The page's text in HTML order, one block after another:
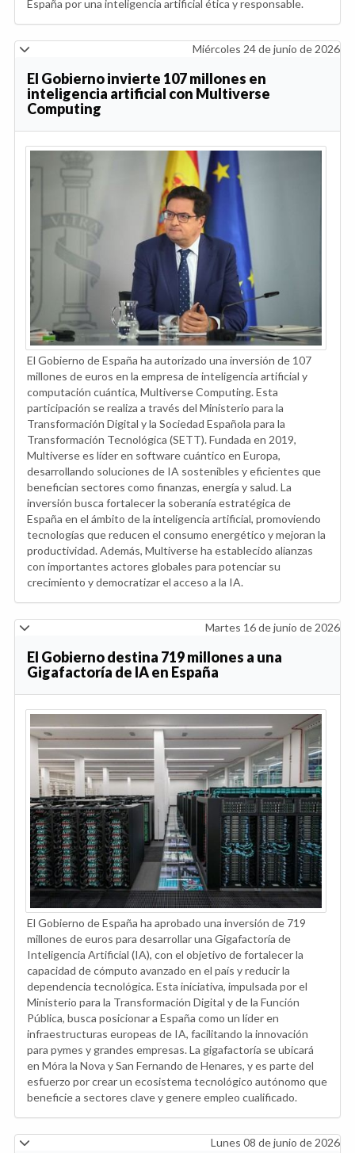
España por una inteligencia artificial ética y responsable.
Miércoles 24 de junio de 2026
El Gobierno invierte 107 millones en
inteligencia artificial con Multiverse
Computing
El Gobierno de España ha autorizado una inversión de 107
millones de euros en la empresa de inteligencia artificial y
computación cuántica, Multiverse Computing. Esta
participación se realiza a través del Ministerio para la
Transformación Digital y la Sociedad Española para la
Transformación Tecnológica (SETT). Fundada en 2019,
Multiverse es líder en software cuántico en Europa,
desarrollando soluciones de IA sostenibles y eficientes que
benefician sectores como finanzas, energía y salud. La
inversión busca fortalecer la soberanía estratégica de
España en el ámbito de la inteligencia artificial, promoviendo
tecnologías que reducen el consumo energético y mejoran la
productividad. Además, Multiverse ha establecido alianzas
con importantes actores globales para potenciar su
crecimiento y democratizar el acceso a la IA.
Martes 16 de junio de 2026
El Gobierno destina 719 millones a una
Gigafactoría de IA en España
El Gobierno de España ha aprobado una inversión de 719
millones de euros para desarrollar una Gigafactoría de
Inteligencia Artificial (IA), con el objetivo de fortalecer la
capacidad de cómputo avanzado en el país y reducir la
dependencia tecnológica. Esta iniciativa, impulsada por el
Ministerio para la Transformación Digital y de la Función
Pública, busca posicionar a España como un líder en
infraestructuras europeas de IA, facilitando la innovación
para pymes y grandes empresas. La gigafactoría se ubicará
en Móra la Nova y San Fernando de Henares, y es parte del
esfuerzo por crear un ecosistema tecnológico autónomo que
beneficie a sectores clave y genere empleo cualificado.
Lunes 08 de junio de 2026